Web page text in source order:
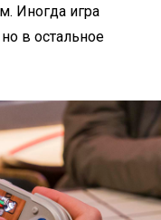
Иногда игра
в остальное